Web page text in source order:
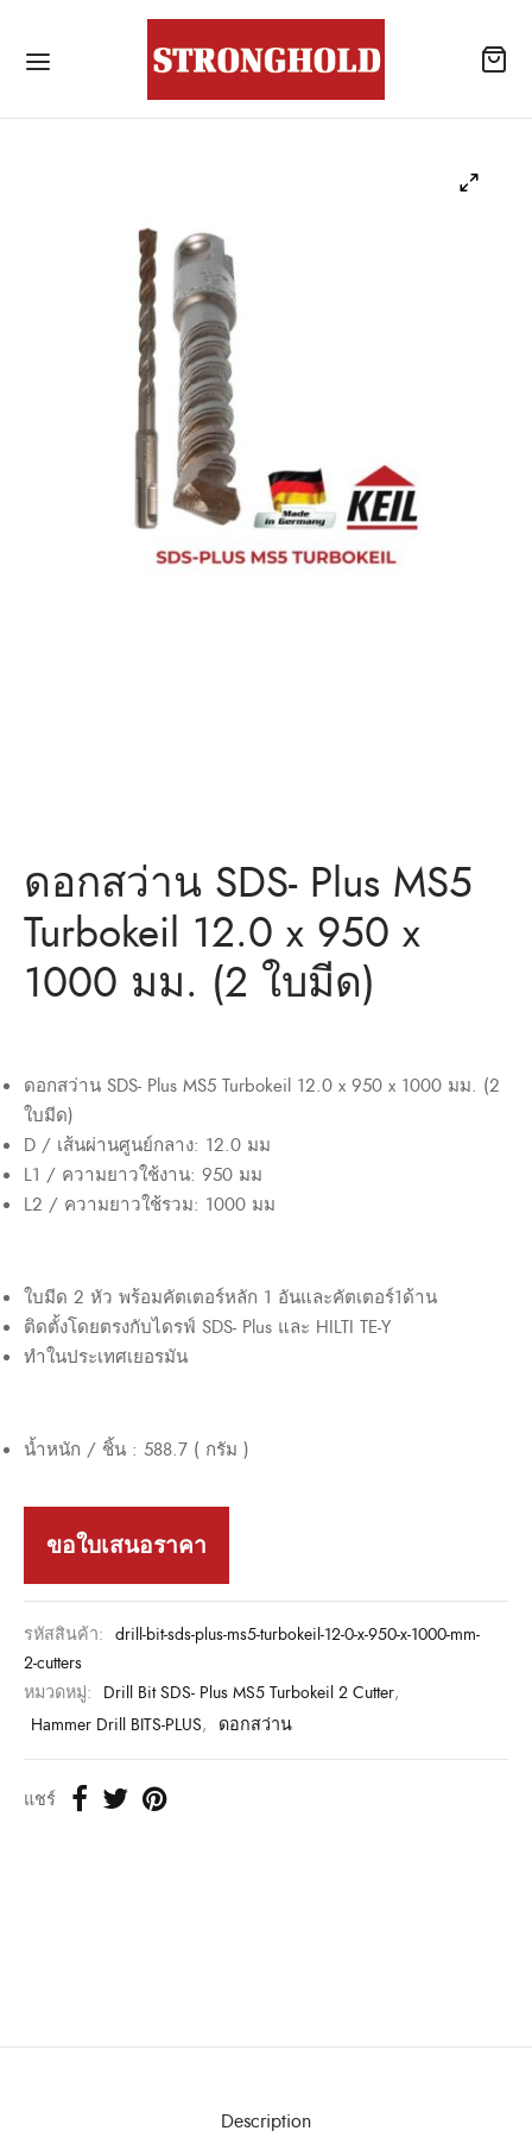
ดอกสว่าน SDS- Plus MS5
Turbokeil 12.0 x 950 x
1000 มม. (2 ใบมีด)
ดอกสว่าน SDS- Plus MS5 Turbokeil 12.0 x 950 x 1000 มม. (2
ใบมีด)
D / เส้นผ่านศูนย์กลาง: 12.0 มม
L1 / ความยาวใช้งาน: 950 มม
L2 / ความยาวใช้รวม: 1000 มม
ใบมีด 2 หัว พร้อมคัตเตอร์หลัก 1 อันและคัตเตอร์1ด้าน
ติดตั้งโดยตรงกับไดรฟ์ SDS- Plus และ HILTI TE-Y
ทำในประเทศเยอรมัน
น้ำหนัก / ชิ้น : 588.7 ( กรัม )
ขอใบเสนอราคา
รหัสสินค้า: drill-bit-sds-plus-ms5-turbokeil-12-0-x-950-x-1000-mm-
2-cutters
หมวดหมู่: Drill Bit SDS- Plus MS5 Turbokeil 2 Cutter,
Hammer Drill BITS-PLUS, ดอกสว่าน
แชร์
Description
บไม่เจาะนำปลายสว่าน
หะสำหรับงานโครงสร้างเหล็ก / สกรูยึดหลังคา
เสริมสำหรับหลังคา
คมีสำหรับงานเจาะเสียบเหล็ก / พุกเคมี
คมีสำหรับงานเจาะเสียบเหล็ก / อุปกรณ์เสริม